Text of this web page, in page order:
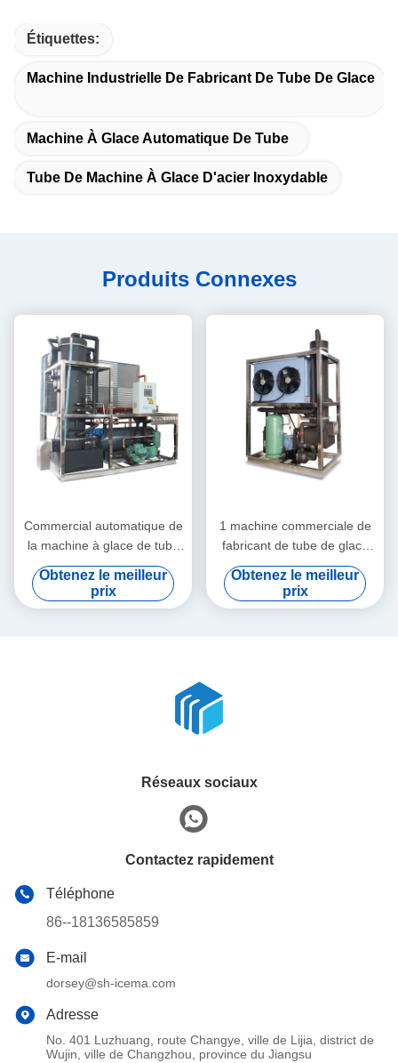
Étiquettes:
Machine Industrielle De Fabricant De Tube De Glace
Machine À Glace Automatique De Tube
Tube De Machine À Glace D'acier Inoxydable
Produits Connexes
Commercial automatique de
la machine à glace de tube
10T/24H pour la mer de
ferme pour la barre de
poissons de nourriture
Obtenez le meilleur
prix
1 machine commerciale de
fabricant de tube de glace
de Ton/24H automatique
Obtenez le meilleur
prix
Réseaux sociaux
Contactez rapidement
Téléphone
86--18136585859
E-mail
dorsey@sh-icema.com
Adresse
No. 401 Luzhuang, route Changye, ville de Lijia, district de
Wujin, ville de Changzhou, province du Jiangsu